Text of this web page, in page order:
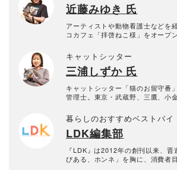
近藤みゆき 氏
アーティストや動物看護士などを
コカフェ「拝啓ねこ様」をオープ
キャットシッター
三浦しずか 氏
キャットシッター「猫のお留守番
管理士。東京・武蔵野、三鷹、小
暮らしのおすすめベストバイ
LDK編集部
『LDK』は2012年の創刊以来、
びある、ホンネ」を胸に、消費者